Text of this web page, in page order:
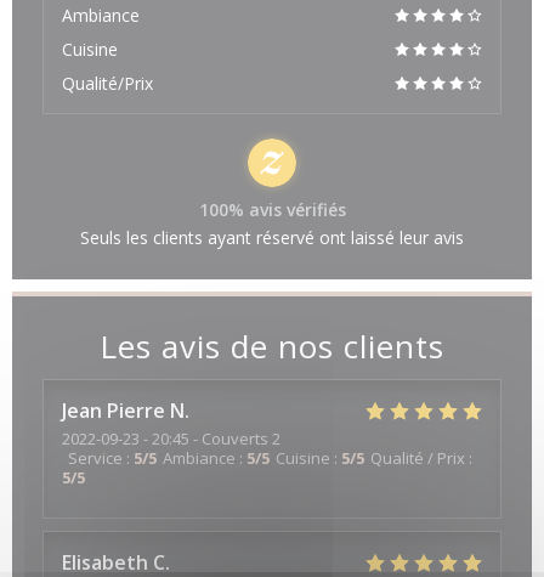
Les avis de nos clients
Jean Pierre N
2022-09-23 - 20:45 - Couverts 2
Service : 5/5 Ambiance : 5/5 Cuisine : 5/5 Qualité / Prix :
5/5
Elisabeth C
Ambiance
Cuisine
Qualité/Prix
100% avis vérifiés
Seuls les clients ayant réservé ont laissé leur avis